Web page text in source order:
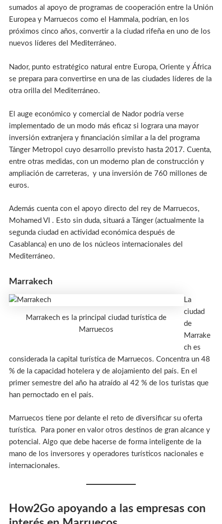
sumados al apoyo de programas de cooperación entre la Unión
Europea y Marruecos como el Hammala, podrían, en los
próximos cinco años, convertir a la ciudad rifeña en uno de los
nuevos líderes del Mediterráneo.
Nador, punto estratégico natural entre Europa, Oriente y África
se prepara para convertirse en una de las ciudades líderes de la
otra orilla del Mediterráneo.
El auge económico y comercial de Nador podría verse
implementado de un modo más eficaz si lograra una mayor
inversión extranjera y financiación similar a la del programa
Tánger Metropol cuyo desarrollo previsto hasta 2017. Cuenta,
entre otras medidas, con un moderno plan de construcción y
ampliación de carreteras, y una inversión de 760 millones de
euros.
Además cuenta con el apoyo directo del rey de Marruecos,
Mohamed VI . Esto sin duda, situará a Tánger (actualmente la
segunda ciudad en actividad económica después de
Casablanca) en uno de los núcleos internacionales del
Mediterráneo.
Marrakech
Marrakech es la principal ciudad turística de
Marruecos
La
ciudad
de
Marrake
ch es
considerada la capital turística de Marruecos. Concentra un 48
% de la capacidad hotelera y de alojamiento del país. En el
primer semestre del año ha atraído al 42 % de los turistas que
han pernoctado en el país.
Marruecos tiene por delante el reto de diversificar su oferta
turística. Para poner en valor otros destinos de gran alcance y
potencial. Algo que debe hacerse de forma inteligente de la
mano de los inversores y operadores turísticos nacionales e
internacionales.
How2Go apoyando a las empresas con